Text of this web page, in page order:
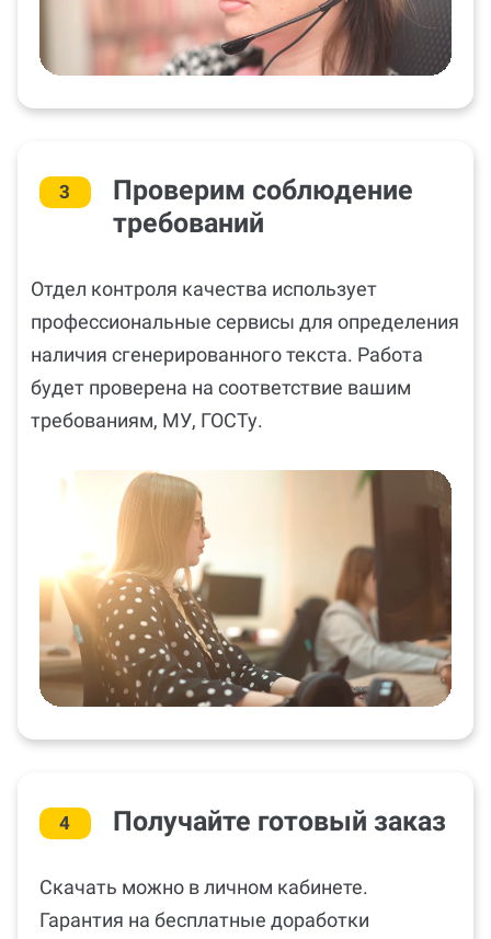
3
Проверим соблюдение
требований
Отдел контроля качества использует
профессиональные сервисы для определения
наличия сгенерированного текста. Работа
будет проверена на соответствие вашим
требованиям, МУ, ГОСТу.
4 Получайте готовый заказ
Скачать можно в личном кабинете.
Гарантия на бесплатные доработки